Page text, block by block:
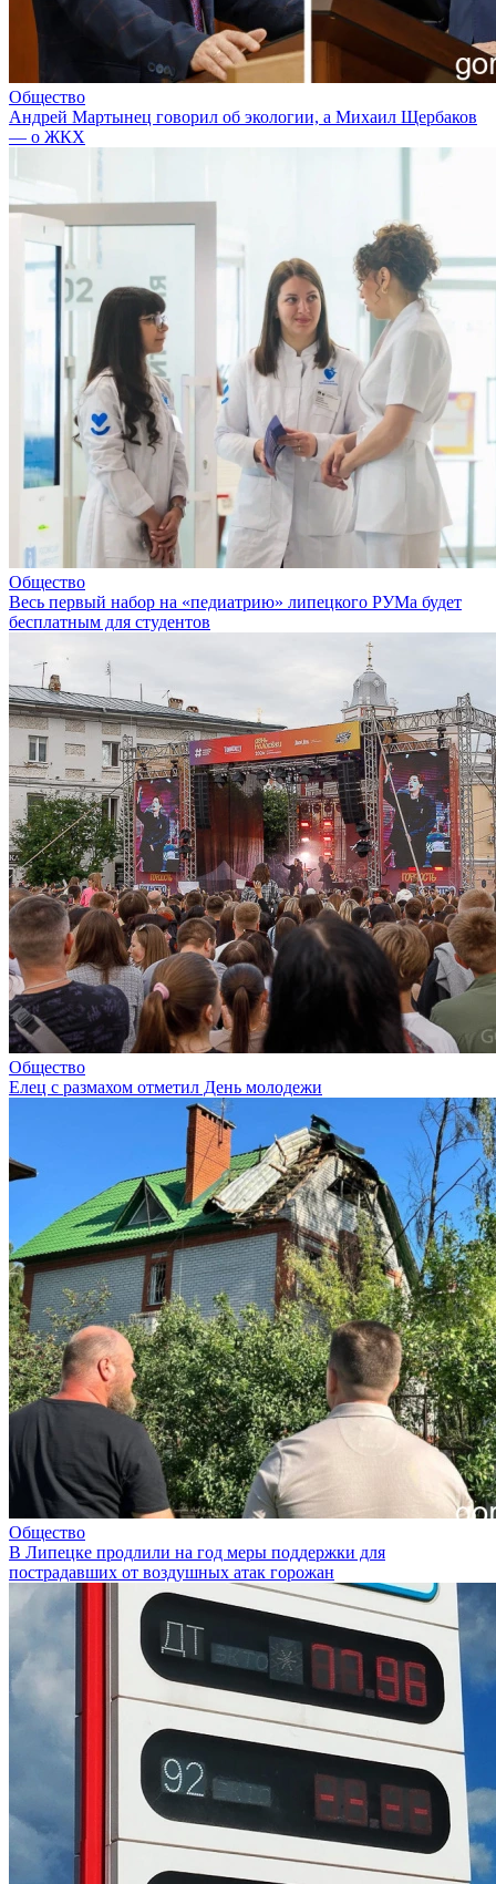
Общество
Андрей Мартынец говорил об экологии, а Михаил Щербаков
— о ЖКХ
Общество
Весь первый набор на «педиатрию» липецкого РУМа будет
бесплатным для студентов
Общество
Елец с размахом отметил День молодежи
Общество
В Липецке продлили на год меры поддержки для
пострадавших от воздушных атак горожан